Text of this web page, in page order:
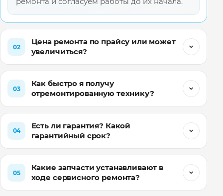
02
Цена ремонта по прайсу или может
увеличиться?
03
Как быстро я получу
отремонтированную технику?
04
Есть ли гарантия? Какой
гарантийный срок?
05
Какие запчасти устанавливают в
ходе сервисного ремонта?